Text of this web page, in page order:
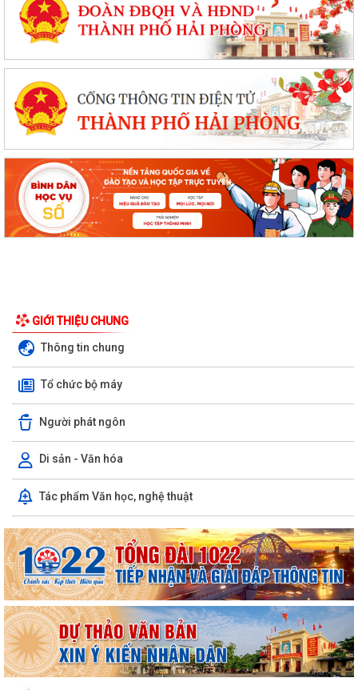
GIỚI THIỆU CHUNG
Thông tin chung
Tổ chức bộ máy
Người phát ngôn
Di sản - Văn hóa
Tác phẩm Văn học, nghệ thuật